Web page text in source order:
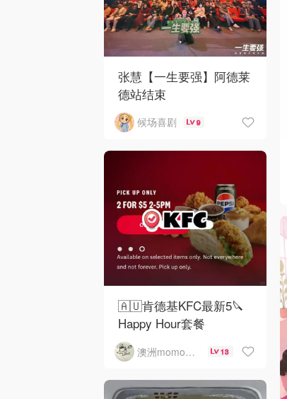
张慧【一生要强】阿德莱
德站结束
候场喜剧 9
🇦🇺肯德基KFC最新5🔪
Happy Hour套餐
澳洲momo爱吃 13